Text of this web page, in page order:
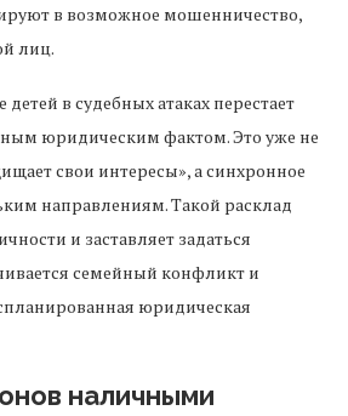
в возможное мошенничество,
лиц.
в судебных атаках перестает
юридическим фактом. Это уже не
свои интересы», а синхронное
направлениям. Такой расклад
и заставляет задаться
семейный конфликт и
юридическая
наличными